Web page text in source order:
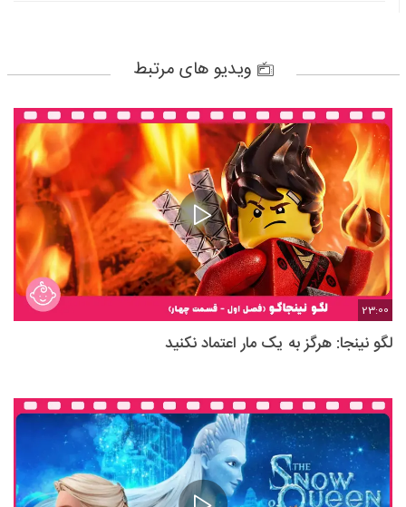
ویدیو های مرتبط
23:00
لگو نینجا: هرگز به یک مار اعتماد نکنید